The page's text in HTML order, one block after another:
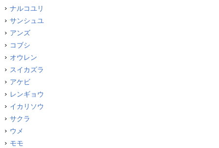
ナルコユリ
サンシュユ
アンズ
コブシ
オウレン
スイカズラ
アケビ
レンギョウ
イカリソウ
サクラ
ウメ
モモ